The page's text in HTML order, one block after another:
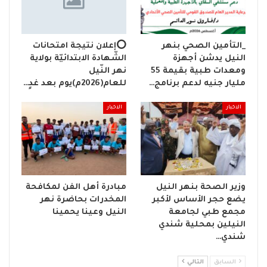
_التأمين الصحي بنهر
النيل يدشن أجهزة
ومعدات طبية بقيمة 55
مليار جنيه لدعم برنامج…
⭕إعلان نتيجة امتحانات
الشّهادة الابتدائيّة بولاية
نهر النّيل
للعام(2026م)يوم بعد غدٍ…
الاخبار
وزير الصحة بنهر النيل
يضع حجر الأساس لأكبر
مجمع طبي لجامعة
النيلين بمحلية شندي
شندي…
الاخبار
مبادرة أهل الفن لمكافحة
المخدرات بحاضرة نهر
النيل وعينا يحمينا
السابق التالي